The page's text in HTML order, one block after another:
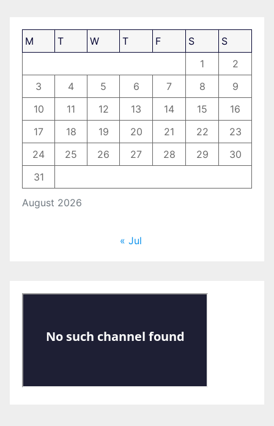
August 2026
M T W T F S
S
1
2
3
4 5 6 7 8
9
10
11 12 13 14 15
16
17
18 19 20 21 22
23
24
25 26 27 28 29
30
31
« Jul